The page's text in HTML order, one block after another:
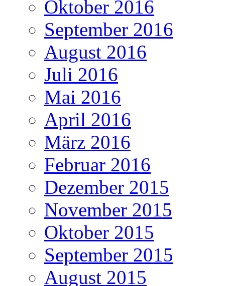
Oktober 2016
September 2016
August 2016
Juli 2016
Mai 2016
April 2016
März 2016
Februar 2016
Dezember 2015
November 2015
Oktober 2015
September 2015
August 2015